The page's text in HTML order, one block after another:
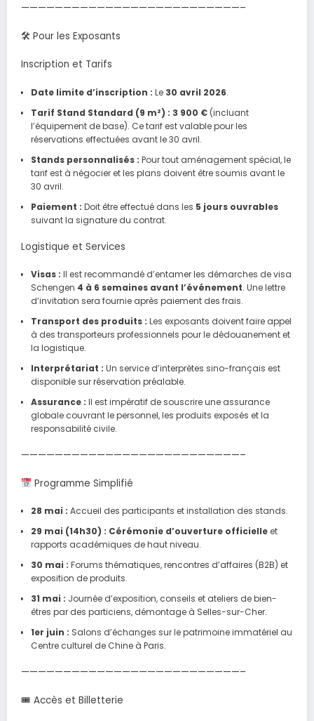
——————————————————————————–
🛠 Pour les Exposants
Inscription et Tarifs
Date limite d’inscription : Le 30 avril 2026.
Tarif Stand Standard (9 m²) : 3 900 €(incluant
l’équipement de base). Ce tarif est valable pour les
réservations effectuées avant le 30 avril.
Stands personnalisés : Pour tout aménagement spécial, le
tarif est à négocier et les plans doivent être soumis avant le
30 avril.
Paiement : Doit être effectué dans les 5 jours ouvrables
suivant la signature du contrat.
Logistique et Services
Visas : Il est recommandé d’entamer les démarches de visa
Schengen 4 à 6 semaines avant l’événement. Une lettre
d’invitation sera fournie après paiement des frais.
Transport des produits : Les exposants doivent faire appel
à des transporteurs professionnels pour le dédouanement et
la logistique.
Interprétariat : Un service d’interprètes sino-français est
disponible sur réservation préalable.
Assurance : Il est impératif de souscrire une assurance
globale couvrant le personnel, les produits exposés et la
responsabilité civile.
——————————————————————————–
Programme Simplifié
28 mai : Accueil des participants et installation des stands.
29 mai (14h30) : Cérémonie d’ouverture officielleet
rapports académiques de haut niveau.
30 mai : Forums thématiques, rencontres d’affaires (B2B) et
exposition de produits.
31 mai : Journée d’exposition, conseils et ateliers de bien-
êtres par des particiens, démontage à Selles-sur-Cher.
1er juin : Salons d’échanges sur le patrimoine immatériel au
Centre culturel de Chine à Paris.
——————————————————————————–
🎟 Accès et Billetterie